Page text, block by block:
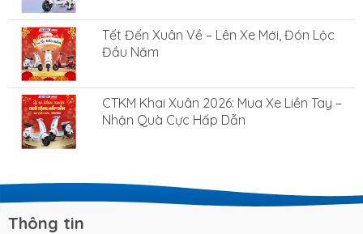
Tết Đến Xuân Về – Lên Xe Mới, Đón Lộc
Đầu Năm
CTKM Khai Xuân 2026: Mua Xe Liền Tay –
Nhận Quà Cực Hấp Dẫn
Thông tin